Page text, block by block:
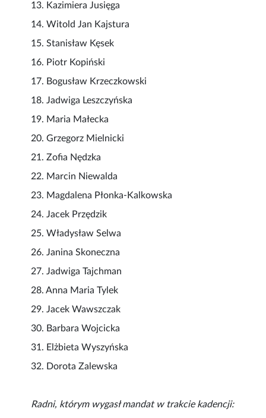
13. Kazimiera Jusięga
14. Witold Jan Kajstura
15. Stanisław Kęsek
16. Piotr Kopiński
17. Bogusław Krzeczkowski
18. Jadwiga Leszczyńska
19. Maria Małecka
20. Grzegorz Mielnicki
21. Zofia Nędzka
22. Marcin Niewalda
23. Magdalena Płonka-Kalkowska
24. Jacek Przędzik
25. Władysław Selwa
26. Janina Skoneczna
27. Jadwiga Tajchman
28. Anna Maria Tylek
29. Jacek Wawszczak
30. Barbara Wojcicka
31. Elżbieta Wyszyńska
32. Dorota Zalewska
Radni, którym wygasł mandat w trakcie kadencji: